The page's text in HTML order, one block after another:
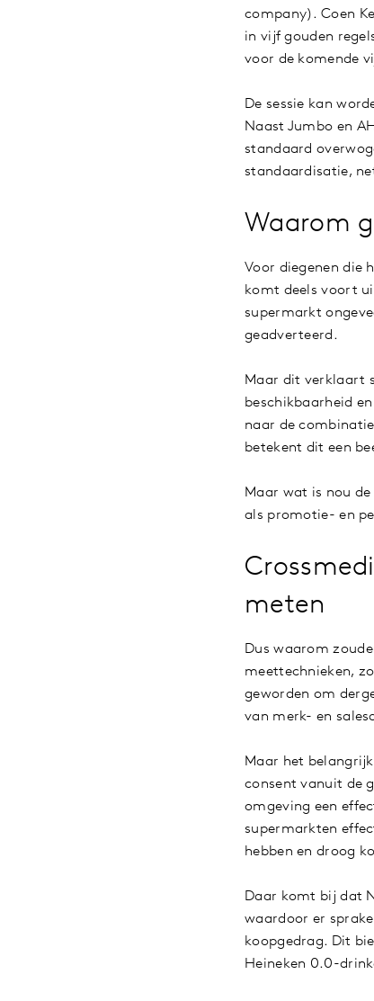
company). Coen
in vijf gouden
voor de komende
De sessie kan
Naast Jumbo en
standaard
standaardisatie,
Waarom
Voor diegenen die
komt deels voort
supermarkt
geadverteerd.
Maar dit verklaart
beschikbaarheid
naar de
betekent dit een
Maar wat is nou
als promotie- en
meten
Dus waarom
meettechnieken,
geworden om
van merk- en
Maar het
consent vanuit de
omgeving een
supermarkten
hebben en droog
Daar komt bij dat
waardoor er
koopgedrag. Dit
Heineken 0.0-